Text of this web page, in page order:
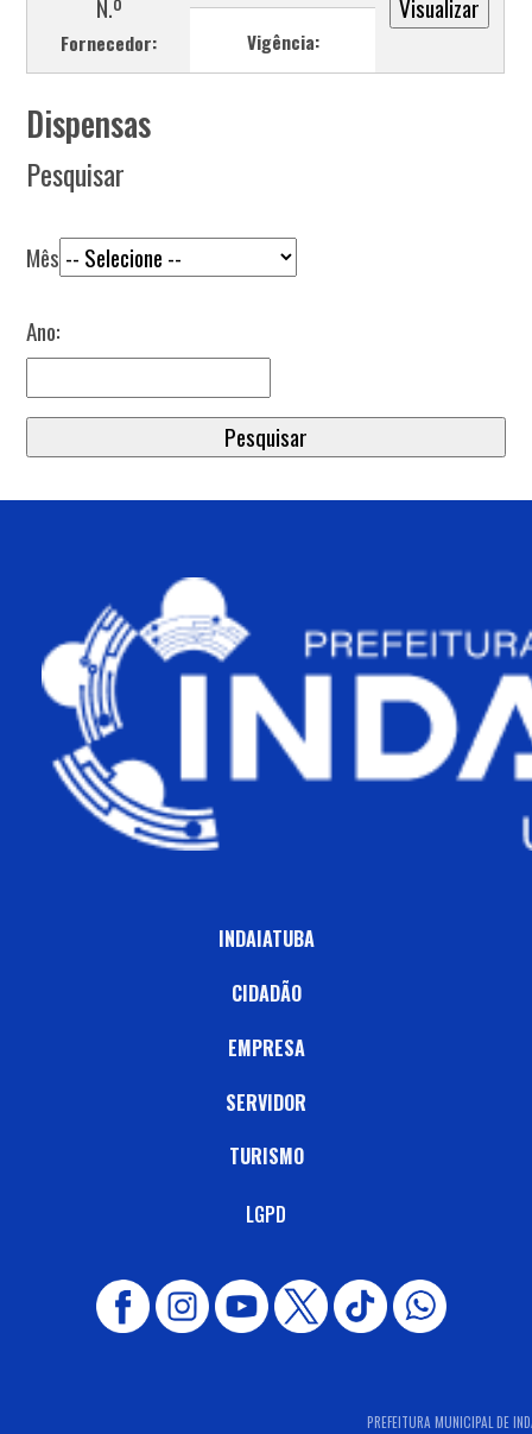
N.º
Fornecedor: Vigência:
Dispensas
Pesquisar
Mês
Ano:
INDAIATUBA
CIDADÃO
EMPRESA
SERVIDOR
TURISMO
LGPD
PREFEITURA MUNICIPAL DE